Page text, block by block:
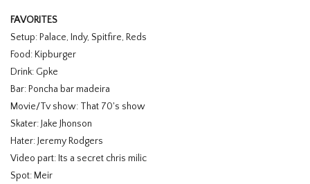
FAVORITES
Setup: Palace, Indy, Spitfire, Reds
Food: Kipburger
Drink: Gpke
Bar: Poncha bar madeira
Movie/Tv show: That 70's show
Skater: Jake Jhonson
Hater: Jeremy Rodgers
Video part: Its a secret chris milic
Spot: Meir